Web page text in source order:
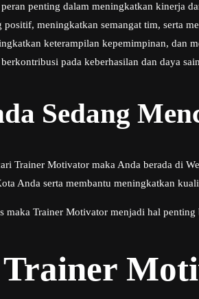
penting dalam meningkatkan kinerja
meningkatkan semangat tim, serta
keterampilan kepemimpinan, dan
pada keberhasilan dan daya
Sedang
Trainer Motivator maka Anda berada di
Anda serta membantu meningkatkan
maka Trainer Motivator menjadi hal